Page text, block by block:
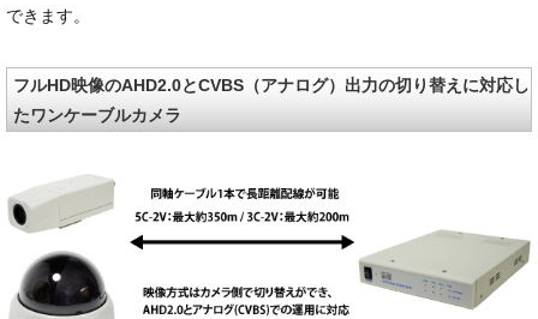
できます。
フルHD映像のAHD2.0とCVBS（アナログ）出力の切り替えに対応し
たワンケーブルカメラ